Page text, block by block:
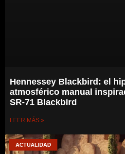
Hennessey Blackbird: el
atmosférico manual
SR-71 Blackbird
LEER MÁS »
ACTUALIDAD